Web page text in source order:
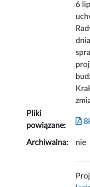
6
Pliki
powiązane:
Archiwalna: nie